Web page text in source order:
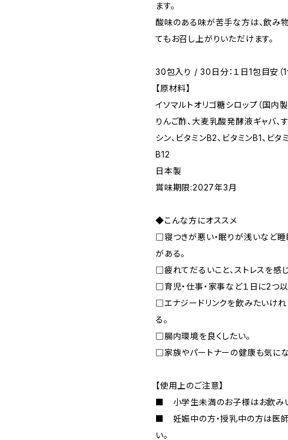
ます。
酸味のある味が苦手な方は、飲み
てもお召し上がりいただけます。
30包入り / 30日分：１日1包目安（
【原材料】
イソマルトオリゴ糖シロップ（国内
りんご酢、大麦乳酸発酵液ギャバ、
シン、ビタミンB2、ビタミンB1、ビ
B12
日本製
賞味期限:2027年3月
◆こんな方にオススメ
□寝つきが悪い・眠りが浅いなど
がある。
□疲れてだるいこと、ストレスを感
□育児・仕事・家事など１日に2つ
□エナジードリンクを飲みたいけ
る。
□腸内環境を良くしたい。
□家族やパートナーの健康も気にな
【使用上のご注意】
■ 小学生未満のお子様はお飲みい
■ 妊娠中の方・授乳中の方は医師
い。